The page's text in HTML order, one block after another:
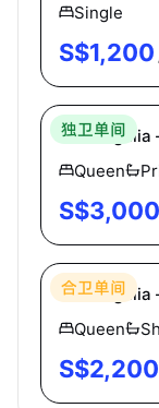
Single
S$1,200
独卫单间
The Regalia
Queen
S$3,000
合卫单间
The Regalia
Queen
S$2,200